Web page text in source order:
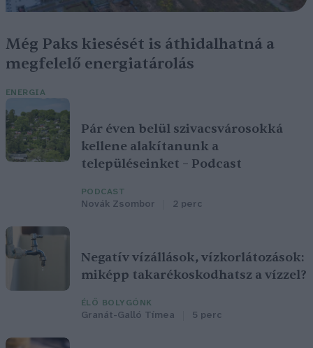
Még Paks kiesését is áthidalhatná a
megfelelő energiatárolás
ENERGIA
Pár éven belül szivacsvárosokká
kellene alakítanunk a
településeinket – Podcast
PODCAST
Novák Zsombor 2 perc
Negatív vízállások, vízkorlátozások:
miképp takarékoskodhatsz a vízzel?
ÉLŐ BOLYGÓNK
Granát-Galló Tímea 5 perc